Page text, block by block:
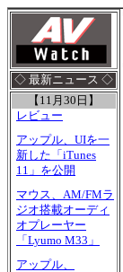
◇ 最新ニュース ◇
【11月30日】
レビュー
アップル、UIを一
新した「iTunes
11」を公開
マウス、AM/FMラ
ジオ搭載オーディ
オプレーヤー
「Lyumo M33」
アップル、